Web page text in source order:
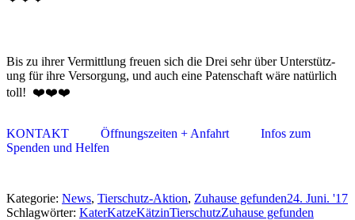
Bis zu ihrer Vermittlung freu­en sich die Drei sehr über Un­ter­stütz­
ung für ihre Ver­sorg­ung, und auch eine Pa­ten­schaft wäre na­tür­lich
toll! ❤️❤️❤️
KONTAKT Öffnungszeiten + Anfahrt
Infos zum
Spenden und Helfen
Kategorie: News, Tierschutz-Aktion, Zuhause gefunden24. Juni. '17
Schlagwörter: KaterKatzeKätzinTierschutzZuhause gefunden